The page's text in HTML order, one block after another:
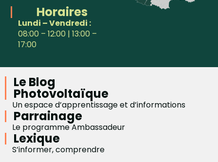
Horaires
Lundi – Vendredi :
08:00 – 12:00 | 13:00 –
17:00
Le Blog
Photovoltaïque
Un espace d’apprentissage et d’informations
Parrainage
Le programme Ambassadeur
Lexique
S’informer, comprendre